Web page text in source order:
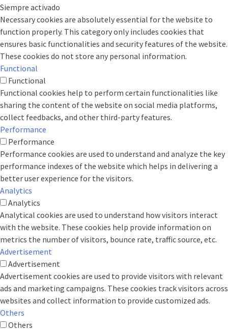
Siempre activado
Necessary cookies are absolutely essential for the website to
function properly. This category only includes cookies that
ensures basic functionalities and security features of the website.
These cookies do not store any personal information.
Functional
Functional
Functional cookies help to perform certain functionalities like
sharing the content of the website on social media platforms,
collect feedbacks, and other third-party features.
Performance
Performance
Performance cookies are used to understand and analyze the key
performance indexes of the website which helps in delivering a
better user experience for the visitors.
Analytics
Analytics
Analytical cookies are used to understand how visitors interact
with the website. These cookies help provide information on
metrics the number of visitors, bounce rate, traffic source, etc.
Advertisement
Advertisement
Advertisement cookies are used to provide visitors with relevant
ads and marketing campaigns. These cookies track visitors across
websites and collect information to provide customized ads.
Others
Others